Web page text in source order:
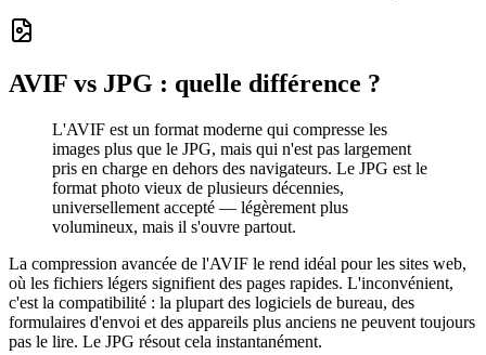
AVIF vs JPG : quelle différence ?
L'AVIF est un format moderne qui compresse les
images plus que le JPG, mais qui n'est pas largement
pris en charge en dehors des navigateurs. Le JPG est le
format photo vieux de plusieurs décennies,
universellement accepté — légèrement plus
volumineux, mais il s'ouvre partout.
La compression avancée de l'AVIF le rend idéal pour les sites web,
où les fichiers légers signifient des pages rapides. L'inconvénient,
c'est la compatibilité : la plupart des logiciels de bureau, des
formulaires d'envoi et des appareils plus anciens ne peuvent toujours
pas le lire. Le JPG résout cela instantanément.